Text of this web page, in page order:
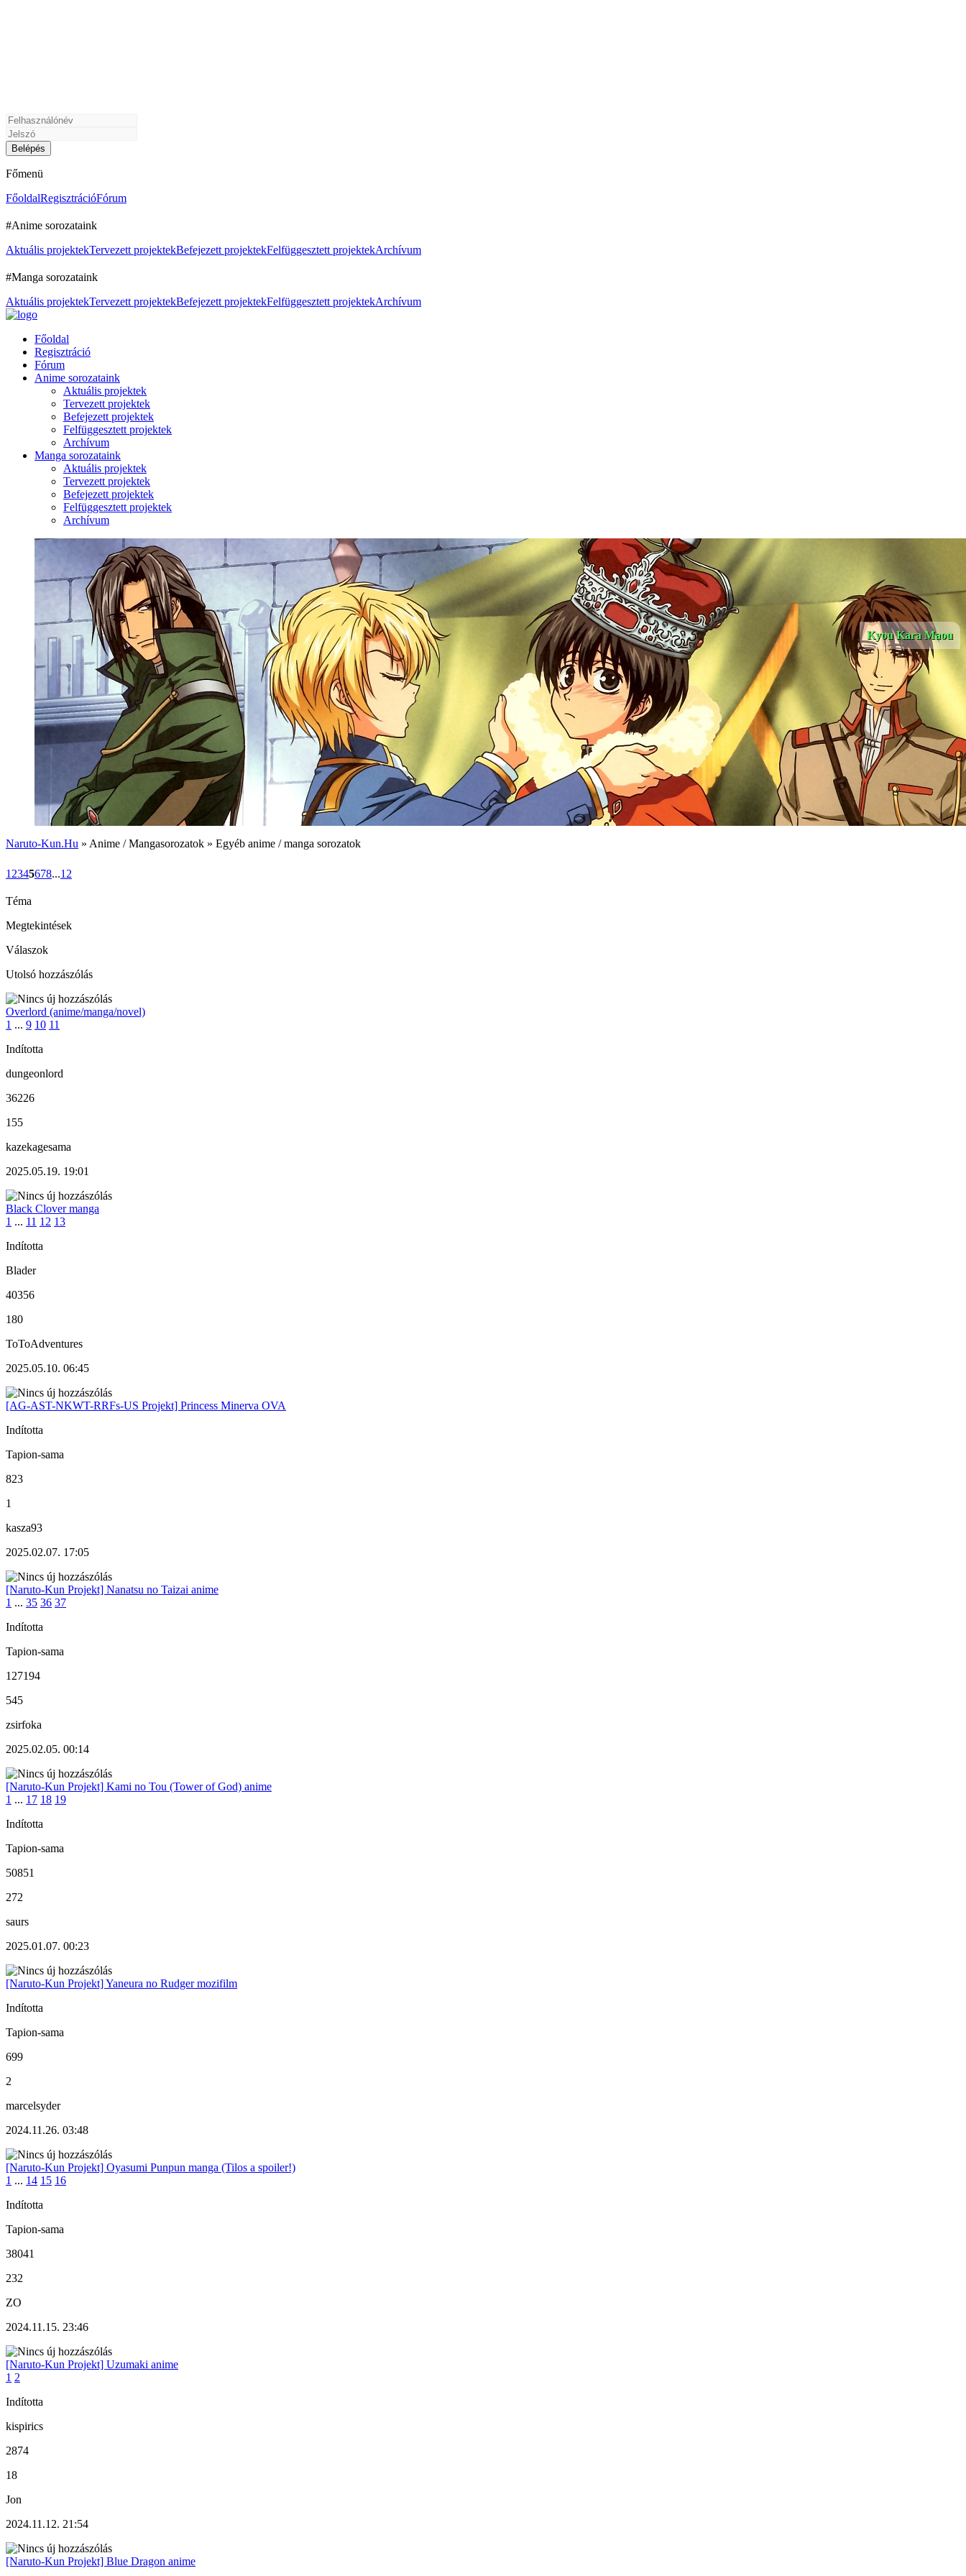
Főmenü
FőoldalRegisztrációFórum
#Anime sorozataink
Aktuális projektekTervezett projektekBefejezett projektekFelfüggesztett projektekArchívum
#Manga sorozataink
Aktuális projektekTervezett projektekBefejezett projektekFelfüggesztett projektekArchívum
Főoldal
Regisztráció
Fórum
Anime sorozataink
Aktuális projektek
Tervezett projektek
Befejezett projektek
Felfüggesztett projektek
Archívum
Manga sorozataink
Aktuális projektek
Tervezett projektek
Befejezett projektek
Felfüggesztett projektek
Archívum
Kyou Kara Maou
Naruto-Kun.Hu » Anime / Mangasorozatok » Egyéb anime / manga sorozatok
1 2345678...12
Téma
Megtekintések
Válaszok
Utolsó hozzászólás
Overlord (anime/manga/novel)
1 ... 9 10 11
Indította
dungeonlord
36226
155
kazekagesama
2025.05.19. 19:01
Black Clover manga
1 ... 11 12 13
Indította
Blader
40356
180
ToToAdventures
2025.05.10. 06:45
[AG-AST-NKWT-RRFs-US Projekt] Princess Minerva OVA
Indította
Tapion-sama
823
1
kasza93
2025.02.07. 17:05
[Naruto-Kun Projekt] Nanatsu no Taizai anime
1 ... 35 36 37
Indította
Tapion-sama
127194
545
zsirfoka
2025.02.05. 00:14
[Naruto-Kun Projekt] Kami no Tou (Tower of God) anime
1 ... 17 18 19
Indította
Tapion-sama
50851
272
saurs
2025.01.07. 00:23
[Naruto-Kun Projekt] Yaneura no Rudger mozifilm
Indította
Tapion-sama
699
2
marcelsyder
2024.11.26. 03:48
[Naruto-Kun Projekt] Oyasumi Punpun manga (Tilos a spoiler!)
1 ... 14 15 16
Indította
Tapion-sama
38041
232
ZO
2024.11.15. 23:46
[Naruto-Kun Projekt] Uzumaki anime
1 2
Indította
kispirics
2874
18
Jon
2024.11.12. 21:54
[Naruto-Kun Projekt] Blue Dragon anime